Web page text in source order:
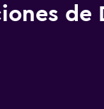
de